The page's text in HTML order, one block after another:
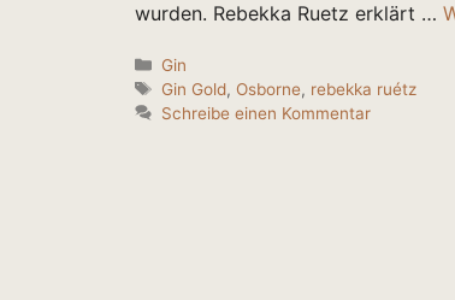
wurden. Rebekka Ruetz erklärt …
Kategorien
Gin
Schlagwörter
Gin Gold, Osborne, rebekka ruétz
Schreibe einen Kommentar